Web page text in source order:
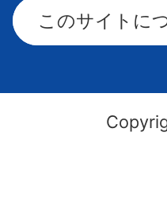
このサイトに